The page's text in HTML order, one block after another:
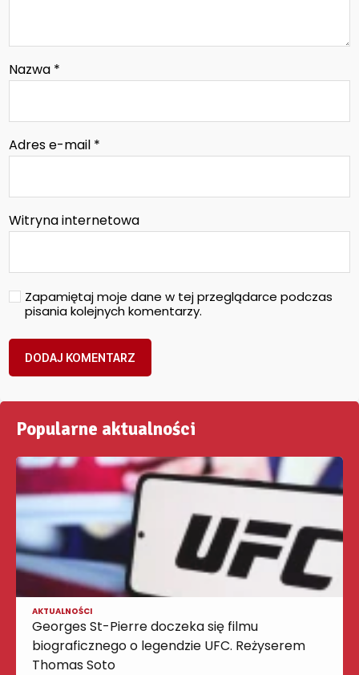
Nazwa *
Adres e-mail *
Witryna internetowa
Zapamiętaj moje dane w tej przeglądarce podczas
pisania kolejnych komentarzy.
Popularne aktualności
AKTUALNOŚCI
Georges St-Pierre doczeka się filmu
biograficznego o legendzie UFC. Reżyserem
Thomas Soto